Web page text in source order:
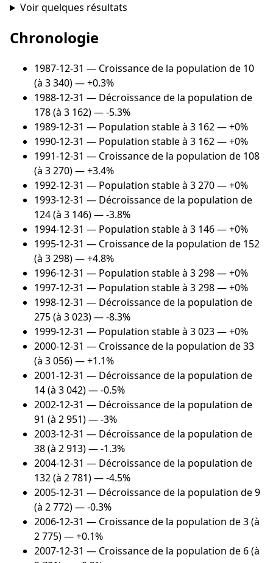
Voir quelques résultats
Chronologie
1987-12-31 — Croissance de la population de 10
(à 3 340) — +0.3%
1988-12-31 — Décroissance de la population de
178 (à 3 162) — -5.3%
1989-12-31 — Population stable à 3 162 — +0%
1990-12-31 — Population stable à 3 162 — +0%
1991-12-31 — Croissance de la population de 108
(à 3 270) — +3.4%
1992-12-31 — Population stable à 3 270 — +0%
1993-12-31 — Décroissance de la population de
124 (à 3 146) — -3.8%
1994-12-31 — Population stable à 3 146 — +0%
1995-12-31 — Croissance de la population de 152
(à 3 298) — +4.8%
1996-12-31 — Population stable à 3 298 — +0%
1997-12-31 — Population stable à 3 298 — +0%
1998-12-31 — Décroissance de la population de
275 (à 3 023) — -8.3%
1999-12-31 — Population stable à 3 023 — +0%
2000-12-31 — Croissance de la population de 33
(à 3 056) — +1.1%
2001-12-31 — Décroissance de la population de
14 (à 3 042) — -0.5%
2002-12-31 — Décroissance de la population de
91 (à 2 951) — -3%
2003-12-31 — Décroissance de la population de
38 (à 2 913) — -1.3%
2004-12-31 — Décroissance de la population de
132 (à 2 781) — -4.5%
2005-12-31 — Décroissance de la population de 9
(à 2 772) — -0.3%
2006-12-31 — Croissance de la population de 3 (à
2 775) — +0.1%
2007-12-31 — Croissance de la population de 6 (à